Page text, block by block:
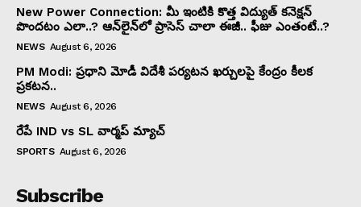
New Power Connection: మీ ఇంటికి కొత్త విద్యుత్ కనెక్షన్
పొందటం ఎలా..? ఆన్‌లైన్‌లో ప్రాసెస్ చాలా ఈజీ.. ఫీజు ఎంతంటే..?
NEWS August 6, 2026
PM Modi: ప్రధాని మోడీ విదేశీ పర్యటన ఖర్చులపై కేంద్రం కీలక
ప్రకటన..
NEWS August 6, 2026
రేపే IND vs SL వార్మప్ మ్యాచ్
SPORTS August 6, 2026
Subscribe